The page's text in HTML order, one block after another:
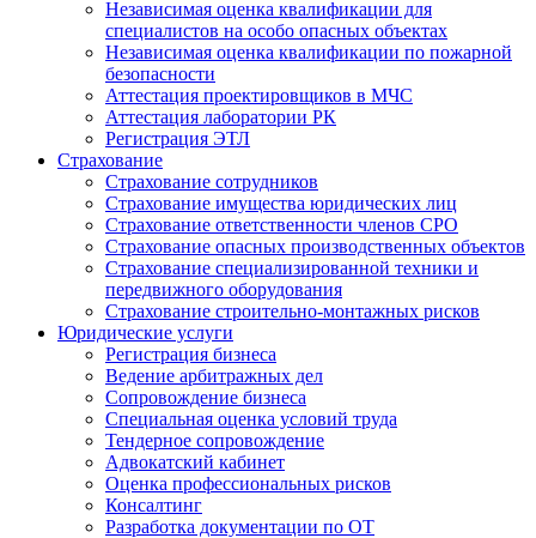
Независимая оценка квалификации для
специалистов на особо опасных объектах
Независимая оценка квалификации по пожарной
безопасности
Аттестация проектировщиков в МЧС
Аттестация лаборатории РК
Регистрация ЭТЛ
Страхование
Страхование сотрудников
Страхование имущества юридических лиц
Страхование ответственности членов СРО
Страхование опасных производственных объектов
Страхование специализированной техники и
передвижного оборудования
Страхование строительно-монтажных рисков
Юридические услуги
Регистрация бизнеса
Ведение арбитражных дел
Сопровождение бизнеса
Специальная оценка условий труда
Тендерное сопровождение
Адвокатский кабинет
Оценка профессиональных рисков
Консалтинг
Разработка документации по ОТ